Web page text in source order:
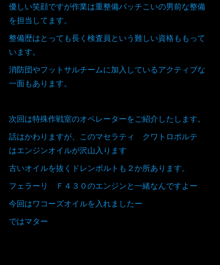
優しい笑顔ですが作業は重整備バッチこいの男前な整備
を担当してます。
整備歴はとっても長く検査員という難しい資格ももって
います。
消防団やフットサルチームに加入しているアクティブな
一面もあります。
次回は特殊作戦室のオペレーターをご紹介したします。
話はかわりますが、このマセラティ クワトロポルテ
はエンジンオイルが沢山入ります
古いオイルを抜くドレンボルトも２か所あります。
フェラーリ Ｆ４３０のエンジンと一緒なんですよー
今回はワコーズオイルを入れましたー
ではマター